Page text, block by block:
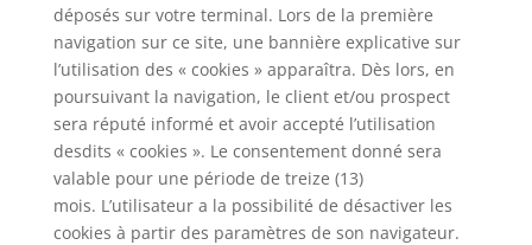
déposés sur votre terminal. Lors de la première
navigation sur ce site, une bannière explicative sur
l’utilisation des « cookies » apparaîtra. Dès lors, en
poursuivant la navigation, le client et/ou prospect
sera réputé informé et avoir accepté l’utilisation
desdits « cookies ». Le consentement donné sera
valable pour une période de treize (13)
mois. L’utilisateur a la possibilité de désactiver les
cookies à partir des paramètres de son navigateur.